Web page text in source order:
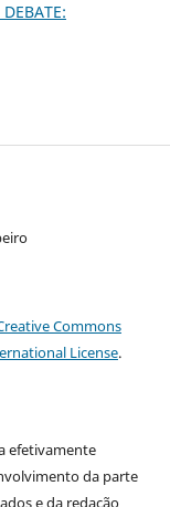
Commons
License.
efetivamente
da parte
e da redação